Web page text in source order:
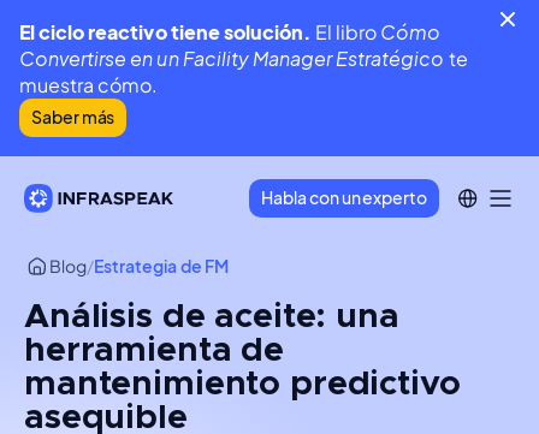
El ciclo reactivo tiene solución. El libroCómo
Convertirse en un Facility Manager Estratégico te
muestra cómo.
Saber más
Habla con un experto
Blog/Estrategia de FM
Análisis de aceite: una
herramienta de
mantenimiento predictivo
asequible